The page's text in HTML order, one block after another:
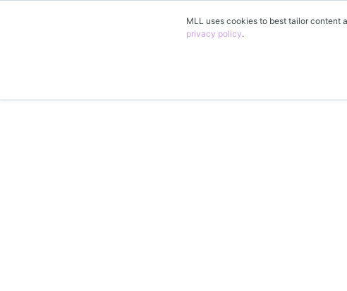
MLL uses cookies to best tailor content
privacy policy.